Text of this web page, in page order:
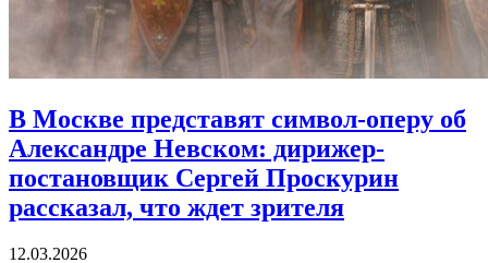
В Москве представят символ-оперу об
Александре Невском: дирижер-
постановщик Сергей Проскурин
рассказал, что ждет зрителя
12.03.2026